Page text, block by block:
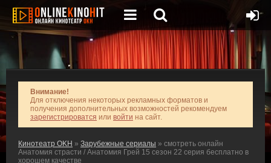
Внимание!
Для отключения некоторых рекламных форматов и
получения дополнительных возможностей рекомендуем
зарегистрироватся или войти на сайт.
Кинотеатр OKH » Зарубежные сериалы » смотреть онлайн
Анатомия страсти / Анатомия Грей 15 сезон 22 серия бесплатно в
хорошем качестве